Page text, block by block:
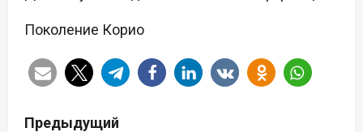
Поколение Корио
Н
Предыдущий